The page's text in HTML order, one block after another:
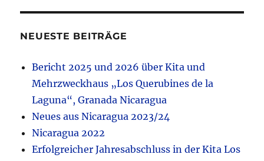
NEUESTE BEITRÄGE
Bericht 2025 und 2026 über Kita und
Mehrzweckhaus „Los Querubines de la
Laguna“, Granada Nicaragua
Neues aus Nicaragua 2023/24
Nicaragua 2022
Erfolgreicher Jahresabschluss in der Kita Los